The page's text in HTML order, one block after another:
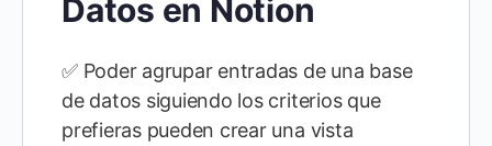
Datos en Notion
✅ Poder agrupar entradas de una base
de datos siguiendo los criterios que
prefieras pueden crear una vista